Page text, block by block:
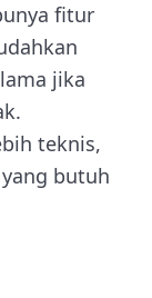
fitur
jika
teknis,
butuh